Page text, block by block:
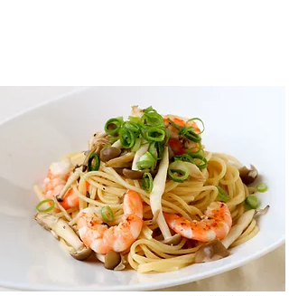
唐揚げ/Fried Chicke
醤油の旨味がある塩からあげ/Salt karaage
with the flavor of soy sauce.